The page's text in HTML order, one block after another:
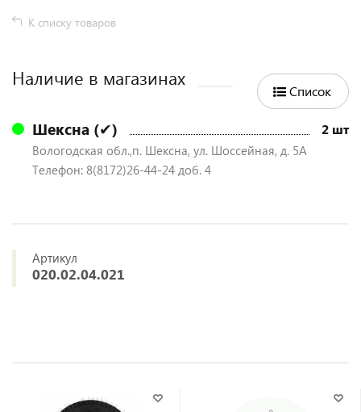
К списку товаров
Наличие в магазинах
Список
Шексна (✔) 2 шт
Вологодская обл.,п. Шексна, ул. Шоссейная, д. 5А
Телефон: 8(8172)26-44-24 доб. 4
Артикул
020.02.04.021